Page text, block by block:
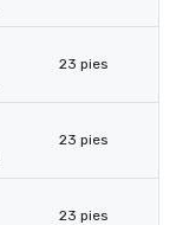
23 pies
23 pies
23 pies